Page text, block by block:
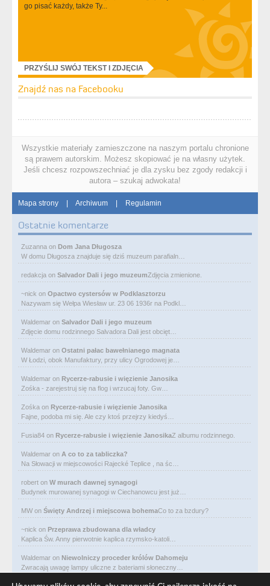
go pisać każdy, także Ty...
PRZYŚLIJ SWÓJ TEKST I ZDJĘCIA
Znajdź nas na Facebooku
Wszystkie materiały zamieszczone na naszym portalu chronione
są prawem autorskim. Możesz skopiować je na własny użytek.
Jeśli chcesz rozpowszechniać je dla zysku bez zgody redakcji i
autora – szukaj adwokata!
Mapa strony | Archiwum | Regulamin
Ostatnie komentarze
Zuzanna on Dom Jana Długosza
W domu Długosza znajduje się dziś muzeum parafialn…
redakcja on Salvador Dali i jego muzeumZdjęcia zmienione.
~nick on Opactwo cystersów w Podklasztorzu
Nazywam się Wełpa Wiesław ur. 23 06 1936r na Podkl…
Waldemar on Salvador Dali i jego muzeum
Zdjęcie domu rodzinnego Salvadora Dali jest obcięt…
Waldemar on Ostatni pałac bawełnianego magnata
W Łodzi, obok Manufaktury, przy ulicy Ogrodowej je…
Waldemar on Rycerze-rabusie i więzienie Janosika
Zośka - zarejestruj się na flog i wrzucaj foty. Gw…
Zośka on Rycerze-rabusie i więzienie Janosika
Fajne, podoba mi się. Ale czy ktoś przejrzy kiedyś…
Fusia84 on Rycerze-rabusie i więzienie JanosikaZ albumu rodzinnego.
Waldemar on A co to za tabliczka?
Na Słowacji w miejscowości Rajecké Teplice , na śc…
robert on W murach dawnej synagogi
Budynek murowanej synagogi w Ciechanowcu jest już…
MW on Święty Andrzej i miejscowa bohemaCo to za bzdury?
~nick on Przeprawa zbudowana dla władcy
Kaplica Św. Anny pierwotnie kaplica rzymsko-katoli…
Waldemar on Niewolniczy proceder królów Dahomeju
Zwracają uwagę lampy uliczne z bateriami słoneczny…